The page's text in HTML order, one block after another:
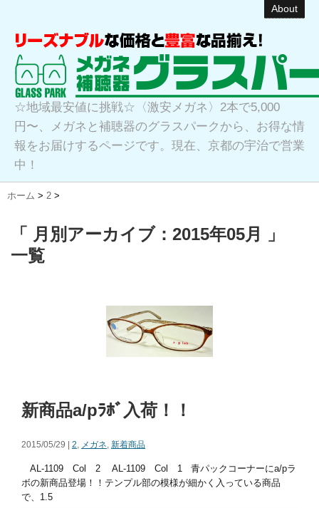
About
☆地域最安値に挑戦☆〈激安メガネ〉2本で5,000
円〜、メガネと補聴器のグラスパークから、お得な情
報をお届けするページです。現在、京都の宇治で営業
中！
ホーム > 2 >
「 月別アーカイブ：2015年05月 」
一覧
新商品a/pﾗﾎﾞ入荷！！
2015/05/29 | 2 メガネ 新着商品
AL-1109 Col 2 AL-1109 Col 1 青パックコーナーにa/pラ
ボの新商品登場！！テンプル部の模様が細かく入っている商品
で、1.5